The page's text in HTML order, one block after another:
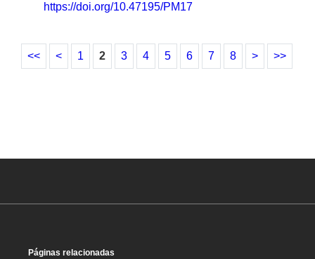
https://doi.org/10.47195/PM17
<< < 1 2 3 4 5 6 7 8 > >>
Páginas relacionadas